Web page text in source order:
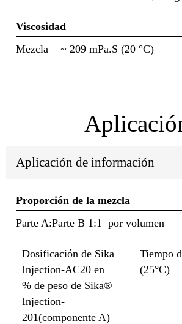
Viscosidad
Mezcla ~ 209 mPa.S (20 °C)
Aplicación de información
Proporción de la mezcla
Parte A:Parte B 1:1 por volumen
Dosificación de Sika
Injection-AC20 en
% de peso de Sika®
Injection-
201(componente A)
Tiempo
(25°C)